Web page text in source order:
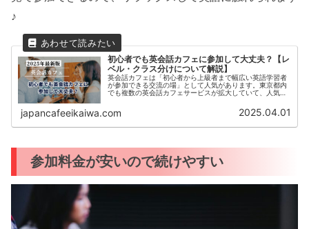
♪
初心者でも英会話カフェに参加して大丈夫？【レ
ベル・クラス分けについて解説】
英会話カフェは「初心者から上級者まで幅広い英語学習者
が参加できる交流の場」として人気があります。東京都内
でも複数の英会話カフェサービスが拡大していて、人気は
japancafeeikaiwa.com 2025.04.01
参加料金が安いので続けやすい